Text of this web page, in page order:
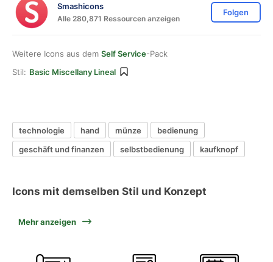
Smashicons
Alle 280,871 Ressourcen anzeigen
Folgen
Weitere Icons aus dem Self Service-Pack
Stil: Basic Miscellany Lineal
technologie hand münze
bedienung
geschäft und finanzen
selbstbedienung kaufknopf
Icons mit demselben Stil und Konzept
Mehr anzeigen